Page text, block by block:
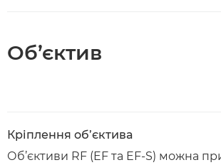
Об’єктив
Кріплення об’єктива
Об’єктиви RF (EF та EF-S) можна